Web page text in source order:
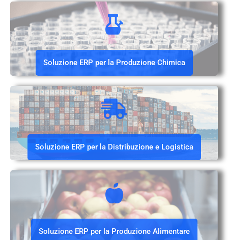
Soluzione ERP per la Produzione Chimica
Soluzione ERP per la Distribuzione e Logistica
Soluzione ERP per la Produzione Alimentare